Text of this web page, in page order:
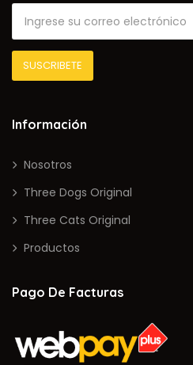
Información
Nosotros
Three Dogs Original
Three Cats Original
Productos
Pago De Facturas